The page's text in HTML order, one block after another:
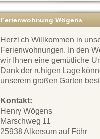
Ferienwohnung Wögens
Herzlich Willkommen in
Ferienwohnungen. In den
wir Ihnen eine gemütliche
Dank der ruhigen Lage
unserem großen Garten
Kontakt:
Henry Wögens
Marschweg 11
25938 Alkersum auf Föhr